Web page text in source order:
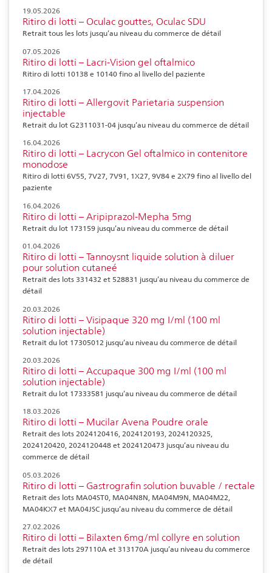
19.05.2026
Ritiro di lotti – Oculac gouttes, Oculac SDU
Retrait tous les lots jusqu’au niveau du commerce de détail
07.05.2026
Ritiro di lotti – Lacri-Vision gel oftalmico
Ritiro di lotti 10138 e 10140 fino al livello del paziente
17.04.2026
Ritiro di lotti – Allergovit Parietaria suspension
injectable
Retrait du lot G2311031-04 jusqu’au niveau du commerce de détail
16.04.2026
Ritiro di lotti – Lacrycon Gel oftalmico in contenitore
monodose
Ritiro di lotti 6V55, 7V27, 7V91, 1X27, 9V84 e 2X79 fino al livello del
paziente
16.04.2026
Ritiro di lotti – Aripiprazol-Mepha 5mg
Retrait du lot 173159 jusqu’au niveau du commerce de détail
01.04.2026
Ritiro di lotti – Tannoysnt liquide solution à diluer
pour solution cutaneé
Retrait des lots 331432 et 528831 jusqu’au niveau du commerce de
détail
20.03.2026
Ritiro di lotti – Visipaque 320 mg I/ml (100 ml
solution injectable)
Retrait du lot 17305012 jusqu’au niveau du commerce de détail
20.03.2026
Ritiro di lotti – Accupaque 300 mg I/ml (100 ml
solution injectable)
Retrait du lot 17333581 jusqu’au niveau du commerce de détail
18.03.2026
Ritiro di lotti – Mucilar Avena Poudre orale
Retrait des lots 2024120416, 2024120193, 2024120325,
2024120420, 2024120448 et 2024120473 jusqu’au niveau du
commerce de détail
05.03.2026
Ritiro di lotti – Gastrografin solution buvable / rectale
Retrait des lots MA04ST0, MA04N8N, MA04M9N, MA04M22,
MA04KX7 et MA04JSC jusqu’au niveau du commerce de détail
27.02.2026
Ritiro di lotti – Bilaxten 6mg/ml collyre en solution
Retrait des lots 297110A et 313170A jusqu’au niveau du commerce
de détail